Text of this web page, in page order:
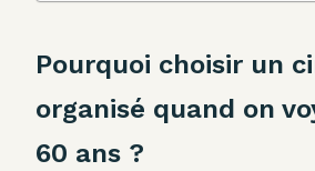
Pourquoi choisir un
organisé quand on
60 ans ?